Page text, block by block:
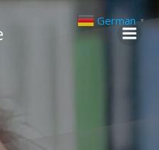
springen
German ▼